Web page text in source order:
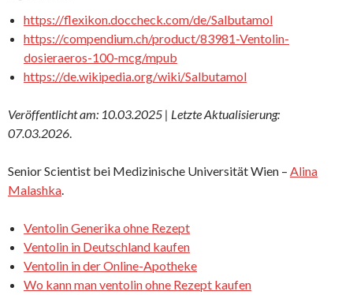
https://flexikon.doccheck.com/de/Salbutamol
https://compendium.ch/product/83981-Ventolin-
dosieraeros-100-mcg/mpub
https://de.wikipedia.org/wiki/Salbutamol
Veröffentlicht am: 10.03.2025 | Letzte Aktualisierung:
07.03.2026.
Senior Scientist bei Medizinische Universität Wien – Alina
Malashka.
Ventolin Generika ohne Rezept
Ventolin in Deutschland kaufen
Ventolin in der Online-Apotheke
Wo kann man ventolin ohne Rezept kaufen